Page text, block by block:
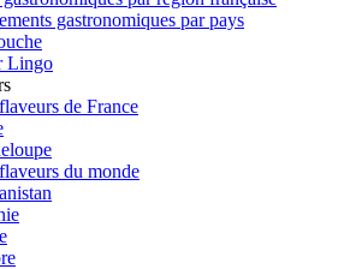
gastronomiques par pays
Lingo
de France
du monde